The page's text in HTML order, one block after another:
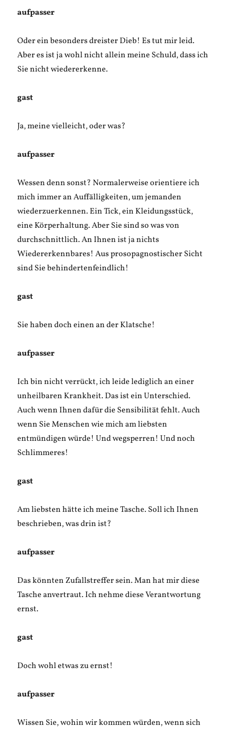
aufpasser
Oder ein besonders dreister Dieb! Es tut mir leid.
Aber es ist ja wohl nicht allein meine Schuld, dass ich
Sie nicht wiedererkenne.
gast
Ja, meine vielleicht, oder was?
aufpasser
Wessen denn sonst? Normalerweise orientiere ich
mich immer an Auffälligkeiten, um jemanden
wiederzuerkennen. Ein Tick, ein Kleidungsstück,
eine Körperhaltung. Aber Sie sind so was von
durchschnittlich. An Ihnen ist ja nichts
Wiedererkennbares! Aus prosopagnostischer Sicht
sind Sie behindertenfeindlich!
gast
Sie haben doch einen an der Klatsche!
aufpasser
Ich bin nicht verrückt, ich leide lediglich an einer
unheilbaren Krankheit. Das ist ein Unterschied.
Auch wenn Ihnen dafür die Sensibilität fehlt. Auch
wenn Sie Menschen wie mich am liebsten
entmündigen würde! Und wegsperren! Und noch
Schlimmeres!
gast
Am liebsten hätte ich meine Tasche. Soll ich Ihnen
beschrieben, was drin ist?
aufpasser
Das könnten Zufallstreffer sein. Man hat mir diese
Tasche anvertraut. Ich nehme diese Verantwortung
ernst.
gast
Doch wohl etwas zu ernst!
aufpasser
Wissen Sie, wohin wir kommen würden, wenn sich